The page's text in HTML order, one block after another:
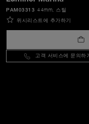
44mm , 스틸
PAM03313
위시리스트에 추가하기
고객 서비스에 문의하기